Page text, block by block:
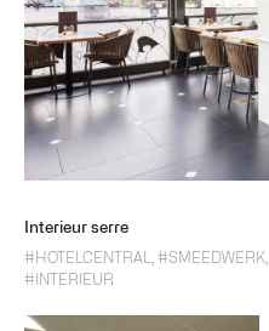
Interieur serre
#HOTELCENTRAL, #SMEEDWERK,
#INTERIEUR